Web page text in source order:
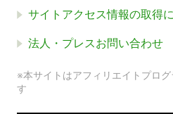
サイトアクセス情報の取得
法人・プレスお問い合わせ
※本サイトはアフィリエイトプロ
す